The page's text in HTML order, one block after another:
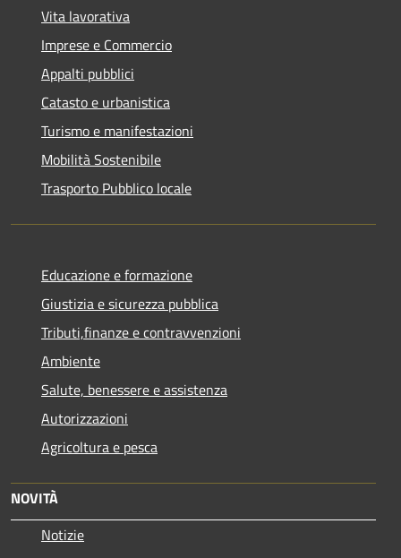
Vita lavorativa
Imprese e Commercio
Appalti pubblici
Catasto e urbanistica
Turismo e manifestazioni
Mobilità Sostenibile
Trasporto Pubblico locale
Educazione e formazione
Giustizia e sicurezza pubblica
Tributi,finanze e contravvenzioni
Ambiente
Salute, benessere e assistenza
Autorizzazioni
Agricoltura e pesca
NOVITÀ
Notizie